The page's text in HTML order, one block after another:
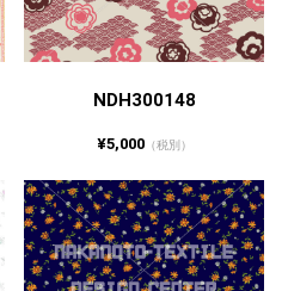
NDH300148
¥5,000（税別）